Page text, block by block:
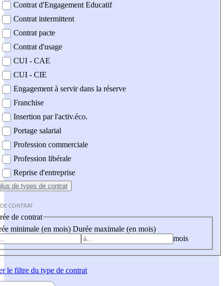
Contrat d'Engagement Educatif
Contrat intermittent
Contrat pacte
Contrat d'usage
CUI - CAE
CUI - CIE
Engagement à servir dans la réserve
Franchise
Insertion par l'activ.éco.
Portage salarial
Profession commerciale
Profession libérale
Reprise d'entreprise
de types de contrat
CONTRAT
de contrat
minimale (en mois) Durée maximale (en mois)
mois
le filtre du type de contrat